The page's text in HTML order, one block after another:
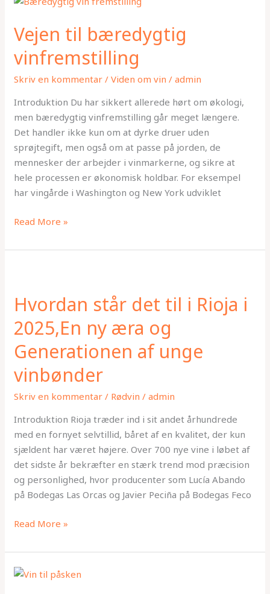
Vejen til bæredygtig
vinfremstilling
Skriv en kommentar /Viden om vin /admin
Introduktion Du har sikkert allerede hørt om økologi,
men bæredygtig vinfremstilling går meget længere.
Det handler ikke kun om at dyrke druer uden
sprøjtegift, men også om at passe på jorden, de
mennesker der arbejder i vinmarkerne, og sikre at
hele processen er økonomisk holdbar. For eksempel
har vingårde i Washington og New York udviklet
bæredygtig
vinfremstilling
Read More »
Hvordan står det til i Rioja i
2025,En ny æra og
Generationen af unge
vinbønder
Skriv en kommentar / Rødvin /admin
Introduktion Rioja træder ind i sit andet århundrede
med en fornyet selvtillid, båret af en kvalitet, der kun
sjældent har været højere. Over 700 nye vine i løbet af
det sidste år bekræfter en stærk trend mod præcision
og personlighed, hvor producenter som Lucía Abando
på Bodegas Las Orcas og Javier Peciña på Bodegas Feco
det
i
Rioja
2025,En
ny
og
Generationen
af
unge
vinbønder
Read More »
Skal